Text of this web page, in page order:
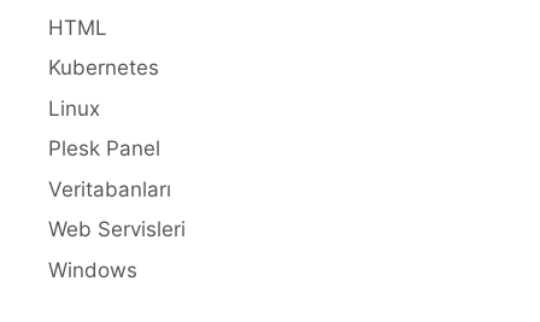
HTML
Kubernetes
Linux
Plesk Panel
Veritabanları
Web Servisleri
Windows